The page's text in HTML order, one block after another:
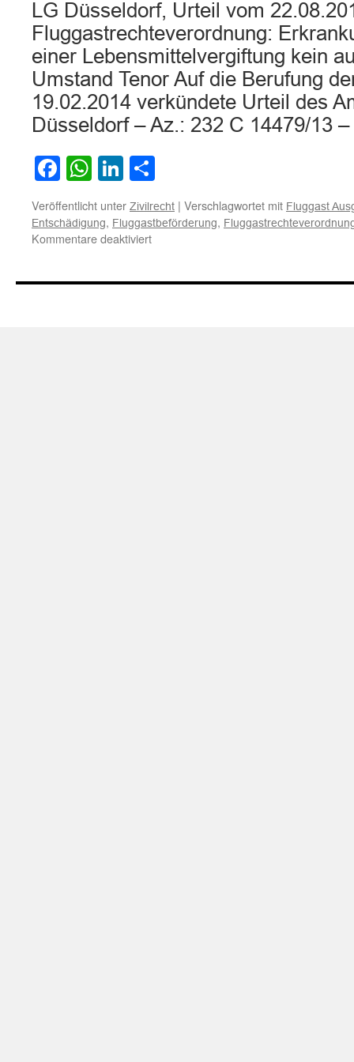
LG Düsseldorf, Urteil vom
Fluggastrechteverordnung:
einer Lebensmittelvergiftung kein
Umstand Tenor Auf die Berufung
19.02.2014 verkündete Urteil des
Düsseldorf – Az.: 232 C 14479/13
Facebook
WhatsApp
LinkedIn
Veröffentlicht unter Zivilrecht | Verschlagwortet mit Fluggast
Entschädigung, Fluggastbeförderung,
Kommentare deaktiviertfür
des